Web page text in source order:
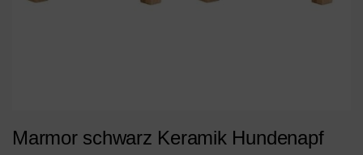
Marmor schwarz Keramik Hundenapf